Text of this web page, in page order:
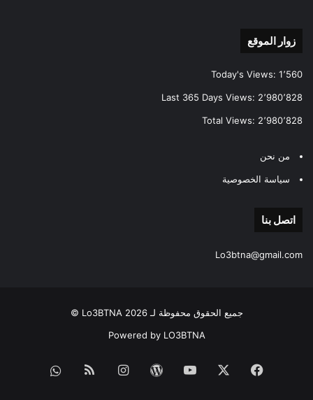
زوار الموقع
Today's Views: 1٬560
Last 365 Days Views: 2٬980٬828
Total Views: 2٬980٬828
من نحن
سياسة الخصوصية
اتصل بنا
Lo3btna@gmail.com
جميع الحقوق محفوظة لـ Lo3BTNA 2026 ©
Powered by LO3BTNA
فيسبوك ‫YouTube
‫WordPress
انستقرامملخصقناة